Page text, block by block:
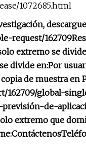
1072685.html
request/162709
extremo se
divide en:Por
de muestra en
162709/global-
de-
extremo que
Contáctenos